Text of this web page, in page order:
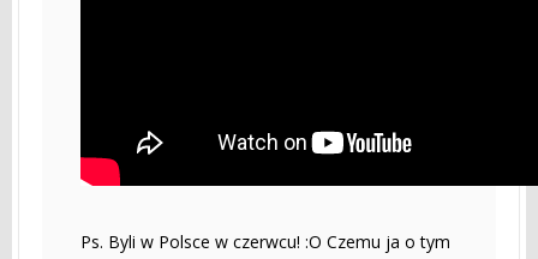
Ps. Byli w Polsce w czerwcu! :O Czemu ja o tym